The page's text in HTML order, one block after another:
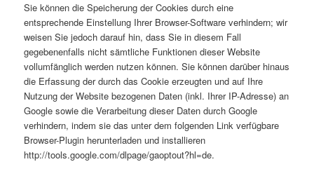
Sie können die Speicherung der Cookies durch eine
entsprechende Einstellung Ihrer Browser-Software verhindern; wir
weisen Sie jedoch darauf hin, dass Sie in diesem Fall
gegebenenfalls nicht sämtliche Funktionen dieser Website
vollumfänglich werden nutzen können. Sie können darüber hinaus
die Erfassung der durch das Cookie erzeugten und auf Ihre
Nutzung der Website bezogenen Daten (inkl. Ihrer IP-Adresse) an
Google sowie die Verarbeitung dieser Daten durch Google
verhindern, indem sie das unter dem folgenden Link verfügbare
Browser-Plugin herunterladen und installieren
http://tools.google.com/dlpage/gaoptout?hl=de.